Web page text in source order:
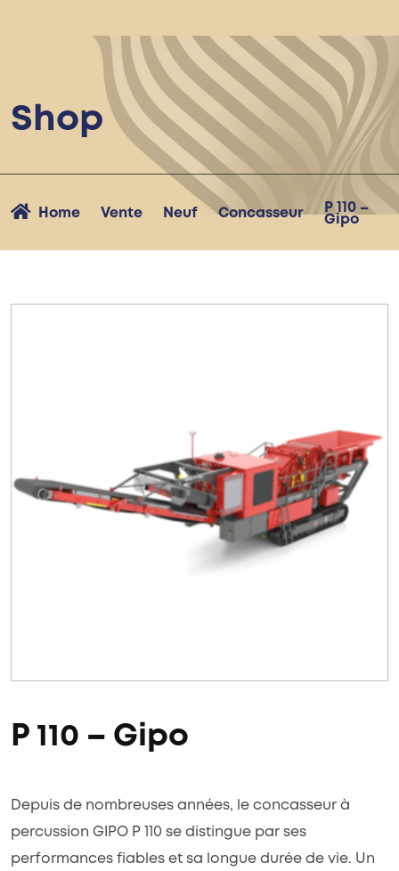
Shop
Home Vente Neuf Concasseur
P 110 –
Gipo
P 110 – Gipo
Depuis de nombreuses années, le concasseur à
percussion GIPO P 110 se distingue par ses
performances fiables et sa longue durée de vie. Un